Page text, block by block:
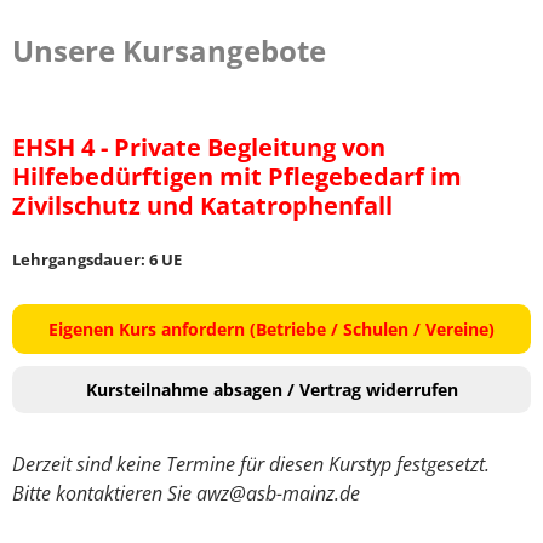
Unsere Kursangebote
EHSH 4 - Private Begleitung von
Hilfebedürftigen mit Pflegebedarf im
Zivilschutz und Katatrophenfall
Lehrgangsdauer: 6 UE
Eigenen Kurs anfordern (Betriebe / Schulen / Vereine)
Kursteilnahme absagen / Vertrag widerrufen
Derzeit sind keine Termine für diesen Kurstyp festgesetzt.
Bitte kontaktieren Sie awz@asb-mainz.de